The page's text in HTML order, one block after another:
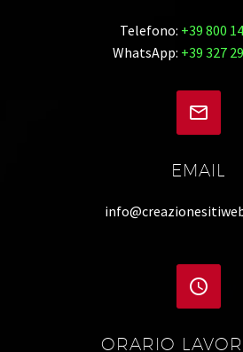
Telefono: +39 800
WhatsApp: +39 327


EMAIL


ORARIO